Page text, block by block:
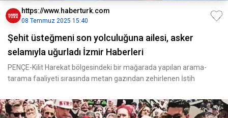
https://www.haberturk.com
08 Temmuz 2025 15:40
Şehit üsteğmeni son yolculuğuna ailesi, asker
selamıyla uğurladı İzmir Haberleri
PENÇE-Kilit Harekat bölgesindeki bir mağarada yapılan arama-
tarama faaliyeti sırasında metan gazından zehirlenen İstih